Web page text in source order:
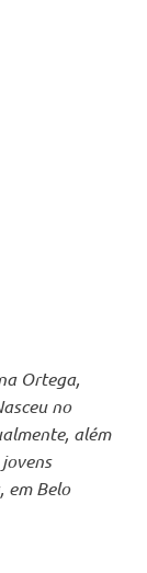
Ortega,
no
além
em Belo